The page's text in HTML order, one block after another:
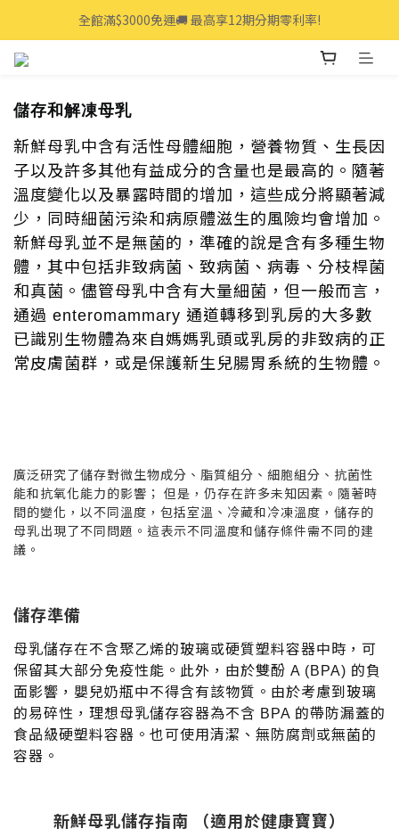
全館滿$3000免運🚚 最高享12期分期零利率!
全館滿$3000免運🚚 最高享12期分期零利率!
全館滿$3000免運🚚 最高享12期分期零利率!
儲存和解凍母乳
新鮮母乳中含有活性母體細胞，營養物質、生長因
子以及許多其他有益成分的含量也是最高的。隨著
溫度變化以及暴露時間的增加，這些成分將顯著減
少，同時細菌污染和病原體滋生的風險均會增加。
新鮮母乳並不是無菌的，準確的說是含有多種生物
體，其中包括非致病菌、致病菌、病毒、分枝桿菌
和真菌。儘管母乳中含有大量細菌，但一般而言，
通過 enteromammary 通道轉移到乳房的大多數
已識別生物體為來自媽媽乳頭或乳房的非致病的正
常皮膚菌群，或是保護新生兒腸胃系統的生物體。
廣泛研究了儲存對微生物成分、脂質組分、細胞組分、抗菌性
能和抗氧化能力的影響； 但是，仍存在許多未知因素。隨著時
間的變化，以不同溫度，包括室溫、冷藏和冷凍溫度，儲存的
母乳出現了不同問題。這表示不同溫度和儲存條件需不同的建
議。
儲存準備
母乳儲存在不含聚乙烯的玻璃或硬質塑料容器中時，可
保留其大部分免疫性能。此外，由於雙酚 A (BPA) 的負
面影響，嬰兒奶瓶中不得含有該物質。由於考慮到玻璃
的易碎性，理想母乳儲存容器為不含 BPA 的帶防漏蓋的
食品級硬塑料容器。也可使用清潔、無防腐劑或無菌的
容器。
新鮮母乳儲存指南 （適用於健康寶寶）